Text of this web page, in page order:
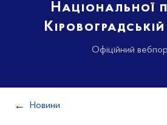
Національної
Офіційний
Новини